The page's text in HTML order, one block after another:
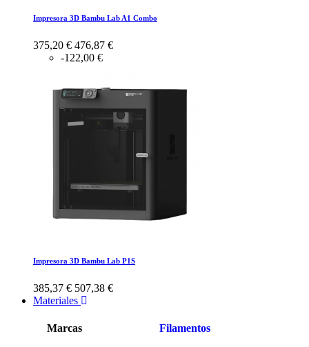
Impresora 3D Bambu Lab A1 Combo
375,20 € 476,87 €
-122,00 €
Impresora 3D Bambu Lab P1S
385,37 € 507,38 €
Materiales
Marcas Filamentos